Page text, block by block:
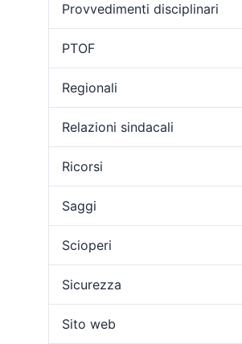
Provvedimenti disciplinari
PTOF
Regionali
Relazioni sindacali
Ricorsi
Saggi
Scioperi
Sicurezza
Sito web